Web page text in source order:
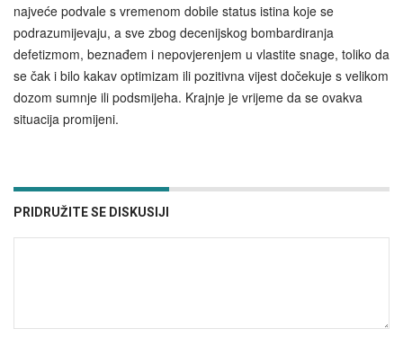
najveće podvale s vremenom dobile status istina koje se
podrazumijevaju, a sve zbog decenijskog bombardiranja
defetizmom, beznađem i nepovjerenjem u vlastite snage, toliko da
se čak i bilo kakav optimizam ili pozitivna vijest dočekuje s velikom
dozom sumnje ili podsmijeha. Krajnje je vrijeme da se ovakva
situacija promijeni.
PRIDRUŽITE SE DISKUSIJI